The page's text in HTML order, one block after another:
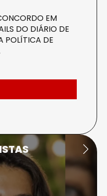
EM
DO DIÁRIO DE
POLÍTICA DE